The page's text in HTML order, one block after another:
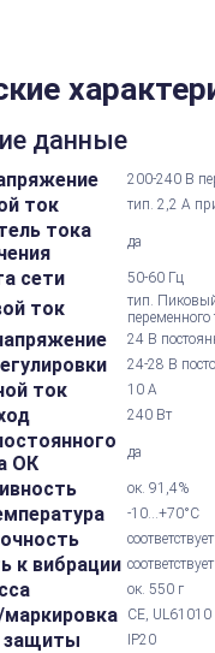
данные
200-240 В
ток тип. 2,2 А
тока
да
сети 50-60 Гц
ток
тип.
переменного
24 В
24-28 В
ток 10 А
240 Вт
ОК
да
ок. 91,4%
-10...+70°С
к вибрации
ок. 550 г
CE, UL61010
защиты IP20